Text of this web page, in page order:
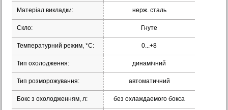
Матеріал викладки: нерж. сталь
Скло: Гнуте
Температурний режим, *С: 0...+8
Тип охолодження: динамічний
Тип розморожування: автоматичний
Бокс з охолодженням, л: без охлаждаемого бокса